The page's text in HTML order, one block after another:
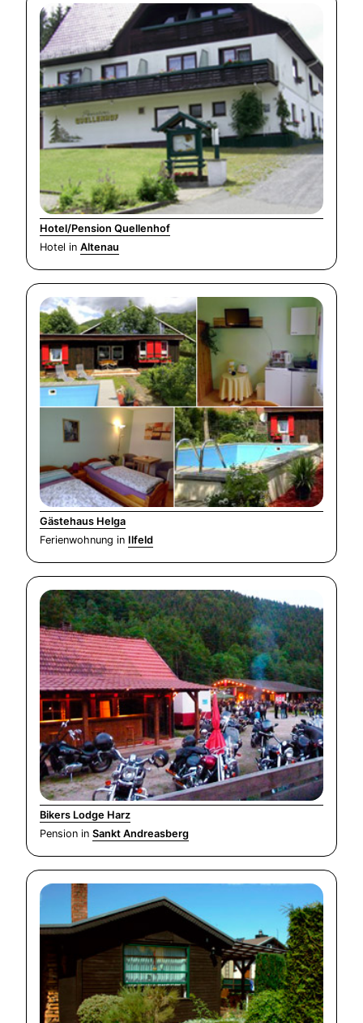
Hotel/Pension Quellenhof
Hotel in Altenau
Gästehaus Helga
Ferienwohnung in Ilfeld
Bikers Lodge Harz
Pension in Sankt Andreasberg